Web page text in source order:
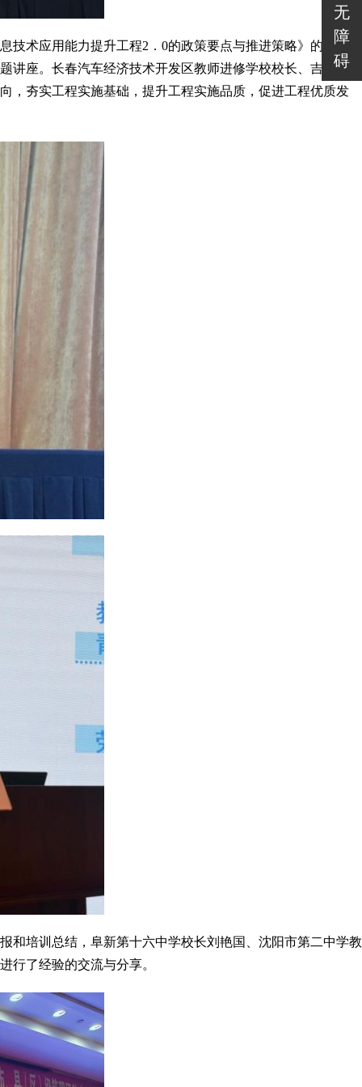
术应用能力提升工程2．0的政策要点与推进策略》的高端引
座。长春汽车经济技术开发区教师进修学校校长、吉林省科
夯实工程实施基础，提升工程实施品质，促进工程优质发
和培训总结，阜新第十六中学校长刘艳国、沈阳市第二中学教
行了经验的交流与分享。
无
障
碍